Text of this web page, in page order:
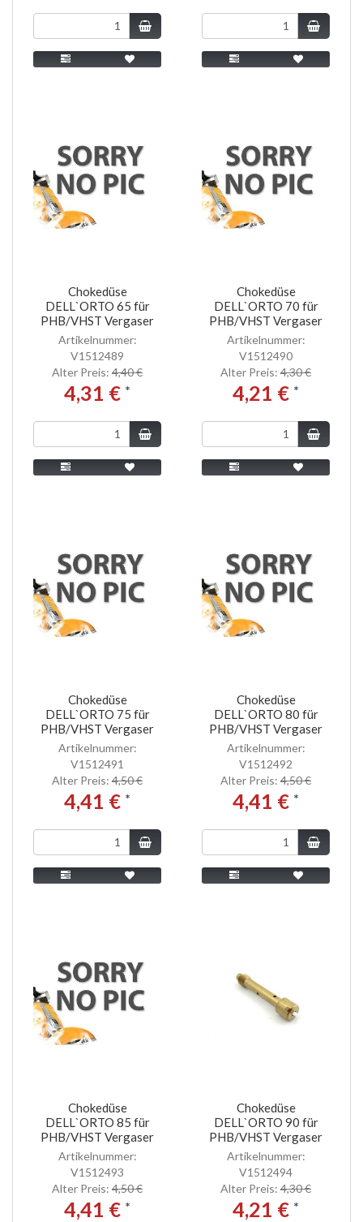
Chokedüse
DELL`ORTO 65 für
PHB/VHST Vergaser
Artikelnummer:
V1512489
Alter Preis: 4,40 €
4,31 € *
Chokedüse
DELL`ORTO 70 für
PHB/VHST Vergaser
Artikelnummer:
V1512490
Alter Preis: 4,30 €
4,21 € *
Chokedüse
DELL`ORTO 75 für
PHB/VHST Vergaser
Artikelnummer:
V1512491
Alter Preis: 4,50 €
4,41 € *
Chokedüse
DELL`ORTO 80 für
PHB/VHST Vergaser
Artikelnummer:
V1512492
Alter Preis: 4,50 €
4,41 € *
Chokedüse
DELL`ORTO 85 für
PHB/VHST Vergaser
Artikelnummer:
V1512493
Alter Preis: 4,50 €
4,41 € *
Chokedüse
DELL`ORTO 90 für
PHB/VHST Vergaser
Artikelnummer:
V1512494
Alter Preis: 4,30 €
4,21 € *